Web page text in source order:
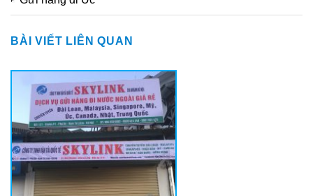
BÀI VIẾT LIÊN QUAN